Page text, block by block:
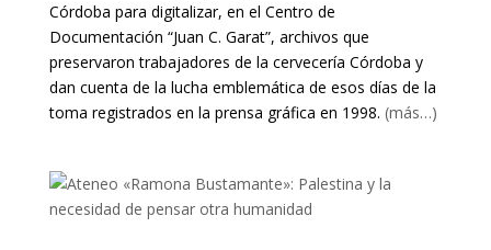
Córdoba para digitalizar, en el Centro de
Documentación “Juan C. Garat”, archivos que
preservaron trabajadores de la cervecería Córdoba y
dan cuenta de la lucha emblemática de esos días de la
toma registrados en la prensa gráfica en 1998. (más…)